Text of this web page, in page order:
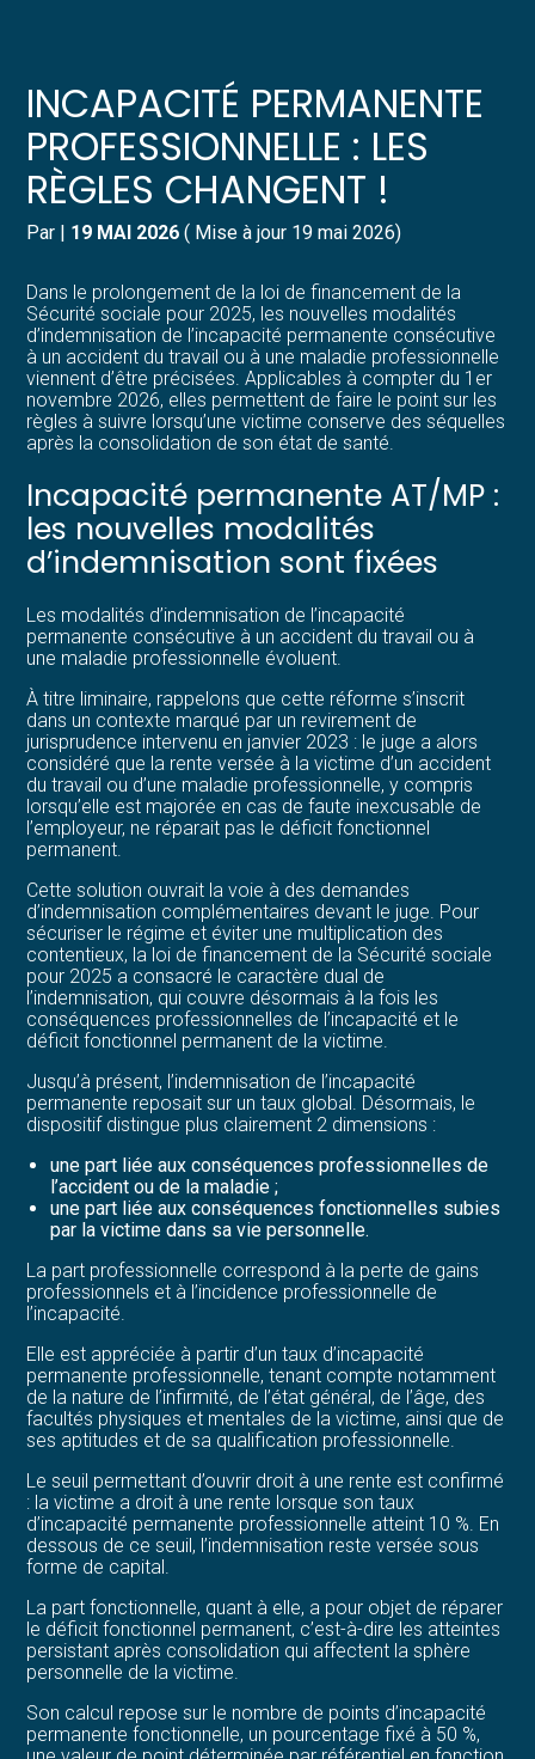
Gérer votre quotidien
Piloter votre entreprise
Développer votre entreprise
Construire votre patrimoine
Structurer votre croissance
Être prêt pour la facturation
électronique
Suivre votre comptabilité
Gérer vos ressources humaines
Dématérialiser vos documents
INCAPACITÉ PERMANENTE
PROFESSIONNELLE : LES
RÈGLES CHANGENT !
Par | 19 MAI 2026 ( Mise à jour 19 mai 2026)
Dans le prolongement de la loi de financement de la
Sécurité sociale pour 2025, les nouvelles modalités
d’indemnisation de l’incapacité permanente consécutive
à un accident du travail ou à une maladie professionnelle
viennent d’être précisées. Applicables à compter du 1er
novembre 2026, elles permettent de faire le point sur les
règles à suivre lorsqu’une victime conserve des séquelles
après la consolidation de son état de santé.
Incapacité permanente AT/MP :
les nouvelles modalités
d’indemnisation sont fixées
Les modalités d’indemnisation de l’incapacité
permanente consécutive à un accident du travail ou à
une maladie professionnelle évoluent.
À titre liminaire, rappelons que cette réforme s’inscrit
dans un contexte marqué par un revirement de
jurisprudence intervenu en janvier 2023 : le juge a alors
considéré que la rente versée à la victime d’un accident
du travail ou d’une maladie professionnelle, y compris
lorsqu’elle est majorée en cas de faute inexcusable de
l’employeur, ne réparait pas le déficit fonctionnel
permanent.
Cette solution ouvrait la voie à des demandes
d’indemnisation complémentaires devant le juge. Pour
sécuriser le régime et éviter une multiplication des
contentieux, la loi de financement de la Sécurité sociale
pour 2025 a consacré le caractère dual de
l’indemnisation, qui couvre désormais à la fois les
conséquences professionnelles de l’incapacité et le
déficit fonctionnel permanent de la victime.
Jusqu’à présent, l’indemnisation de l’incapacité
permanente reposait sur un taux global. Désormais, le
dispositif distingue plus clairement 2 dimensions :
une part liée aux conséquences professionnelles de
l’accident ou de la maladie ;
une part liée aux conséquences fonctionnelles subies
par la victime dans sa vie personnelle.
La part professionnelle correspond à la perte de gains
professionnels et à l’incidence professionnelle de
l’incapacité.
Elle est appréciée à partir d’un taux d’incapacité
permanente professionnelle, tenant compte notamment
de la nature de l’infirmité, de l’état général, de l’âge, des
facultés physiques et mentales de la victime, ainsi que de
ses aptitudes et de sa qualification professionnelle.
Le seuil permettant d’ouvrir droit à une rente est confirmé
: la victime a droit à une rente lorsque son taux
d’incapacité permanente professionnelle atteint 10 %. En
dessous de ce seuil, l’indemnisation reste versée sous
forme de capital.
La part fonctionnelle, quant à elle, a pour objet de réparer
le déficit fonctionnel permanent, c’est-à-dire les atteintes
persistant après consolidation qui affectent la sphère
personnelle de la victime.
Son calcul repose sur le nombre de points d’incapacité
permanente fonctionnelle, un pourcentage fixé à 50 %,